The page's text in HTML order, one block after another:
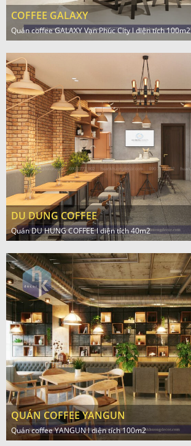
COFFEE GALAXY
Quán coffee GALAXY Vạn Phúc City l diện tích 100m2
DU DUNG COFFEE
Quán DU HUNG COFFEE l diện tích 40m2
QUÁN COFFEE YANGUN
Quán coffee YANGUN l diện tích 100m2